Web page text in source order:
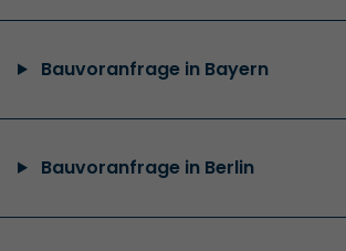
Bauvoranfrage in Bayern
Bauvoranfrage in Berlin